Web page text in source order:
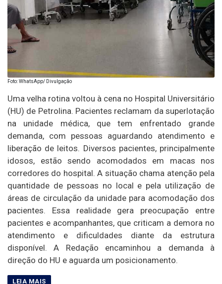
Foto: WhatsApp/ Divulgação
Uma velha rotina voltou à cena no Hospital Universitário
(HU) de Petrolina. Pacientes reclamam da superlotação
na unidade médica, que tem enfrentado grande
demanda, com pessoas aguardando atendimento e
liberação de leitos. Diversos pacientes, principalmente
idosos, estão sendo acomodados em macas nos
corredores do hospital. A situação chama atenção pela
quantidade de pessoas no local e pela utilização de
áreas de circulação da unidade para acomodação dos
pacientes. Essa realidade gera preocupação entre
pacientes e acompanhantes, que criticam a demora no
atendimento e dificuldades diante da estrutura
disponível. A Redação encaminhou a demanda à
direção do HU e aguarda um posicionamento.